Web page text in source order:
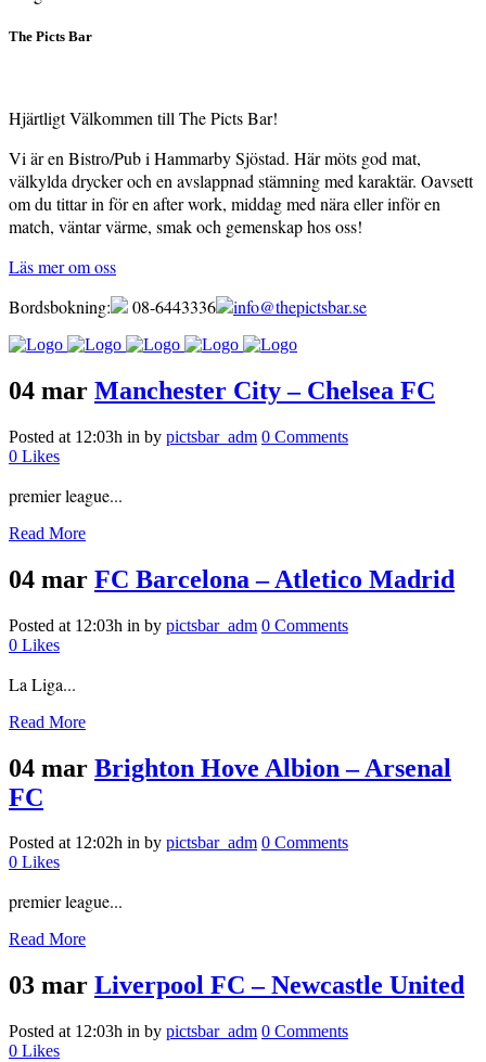
The Picts Bar
Hjärtligt Välkommen till The Picts Bar!
Vi är en Bistro/Pub i Hammarby Sjöstad. Här möts god mat,
välkylda drycker och en avslappnad stämning med karaktär. Oavsett
om du tittar in för en after work, middag med nära eller inför en
match, väntar värme, smak och gemenskap hos oss!
Läs mer om oss
Bordsbokning:
08-6443336 info@thepictsbar.se
04 mar Manchester City – Chelsea FC
Posted at 12:03h in by pictsbar_adm 0 Comments
0 Likes
premier league...
Read More
04 mar FC Barcelona – Atletico Madrid
Posted at 12:03h in by pictsbar_adm 0 Comments
0 Likes
La Liga...
Read More
04 mar Brighton Hove Albion – Arsenal
FC
Posted at 12:02h in by pictsbar_adm 0 Comments
0 Likes
premier league...
Read More
03 mar Liverpool FC – Newcastle United
Posted at 12:03h in by pictsbar_adm 0 Comments
0 Likes